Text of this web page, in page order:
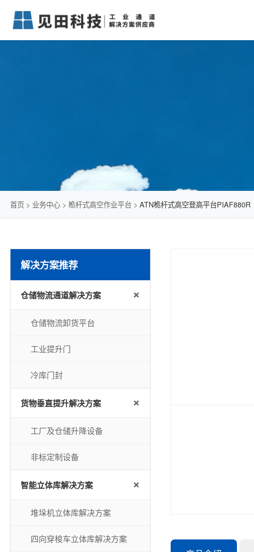
首页 > 业务中心 > 桅杆式高空作业平台 > ATN桅杆式高空登高平台PIAF880R
解决方案推荐
仓储物流通道解决方案 +
仓储物流卸货平台
工业提升门
冷库门封
货物垂直提升解决方案 +
工厂及仓储升降设备
非标定制设备
智能立体库解决方案 +
堆垛机立体库解决方案
四向穿梭车立体库解决方案